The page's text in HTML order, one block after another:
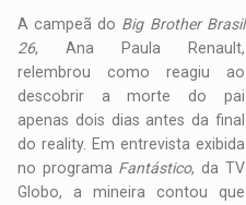
A campeã do Big Brother Brasil
26, Ana Paula Renault,
relembrou como reagiu ao
descobrir a morte do pai
apenas dois dias antes da final
do reality. Em entrevista exibida
no programa Fantástico, da TV
Globo, a mineira contou que